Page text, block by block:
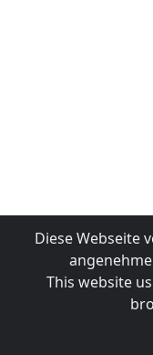
Diese Webseite
This website